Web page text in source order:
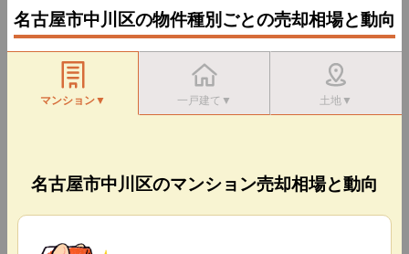
名古屋市中川区の物件種別ごとの売却相場と動向
マンション▼ 一戸建て▼ 土地▼
名古屋市中川区のマンション売却相場と動向